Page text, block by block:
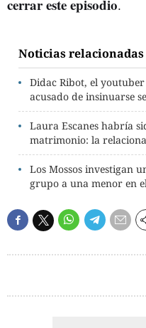
cerrar este episodio.
Noticias relacionadas
Didac Ribot, el
acusado de insinuarse
Laura Escanes habría
matrimonio: la
Los Mossos investigan
grupo a una menor en